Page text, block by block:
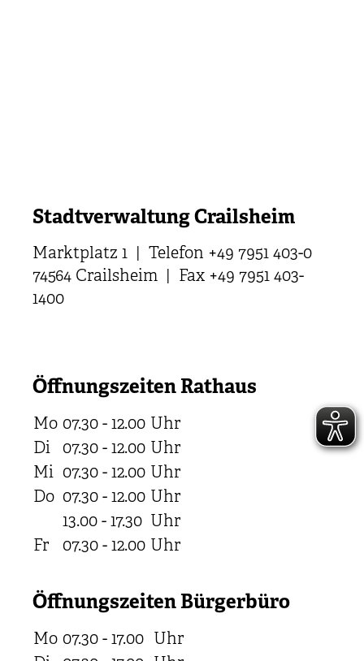
Stadtverwaltung Crailsheim
Marktplatz 1 | Telefon +49 7951 403-0
74564 Crailsheim | Fax +49 7951 403-
1400
Öffnungszeiten Rathaus
Mo 07.30 - 12.00 Uhr
Di
07.30 - 12.00 Uhr
Mi 07.30 - 12.00 Uhr
Do 07.30 - 12.00 Uhr
13.00 - 17.30 Uhr
Fr
07.30 - 12.00 Uhr
Öffnungszeiten Bürgerbüro
Mo 07.30 - 17.00 Uhr